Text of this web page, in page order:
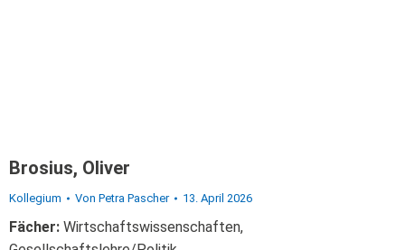
Brosius, Oliver
Kollegium Von Petra Pascher 13. April 2026
Fächer: Wirtschaftswissenschaften,